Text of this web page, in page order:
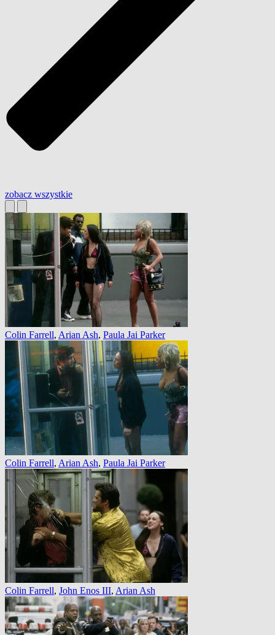
zobacz wszystkie
Colin Farrell, Arian Ash, Paula Jai Parker
Colin Farrell, Arian Ash, Paula Jai Parker
Colin Farrell, John Enos III, Arian Ash